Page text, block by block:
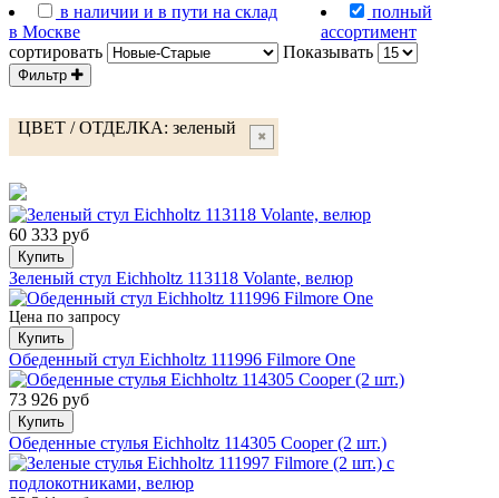
в наличии и в пути на склад
в Москве
полный
ассортимент
сортировать
Показывать
Фильтр
ЦВЕТ / ОТДЕЛКА: зеленый ✖
60 333 руб
Купить
Зеленый стул Eichholtz 113118 Volante, велюр
Цена по запросу
Купить
Обеденный стул Eichholtz 111996 Filmore One
73 926 руб
Купить
Обеденные стулья Eichholtz 114305 Cooper (2 шт.)